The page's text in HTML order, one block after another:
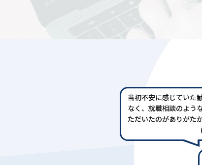
当初不安に感じていた
なく、就職相談のよう
ただいたのがありがた